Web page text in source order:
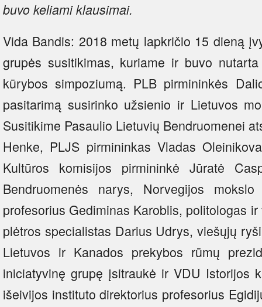
buvo keliami klausimai.
Vida Bandis: 2018 metų lapkričio 15 dieną
grupės susitikimas, kuriame ir buvo
kūrybos simpoziumą. PLB pirmininkės
pasitarimą susirinko užsienio ir Lietuvos
Susitikime Pasaulio Lietuvių Bendruomenei
Henke, PLJS pirmininkas Vladas
Kultūros komisijos pirmininkė Jūratė
Bendruomenės narys, Norvegijos
profesorius Gediminas Karoblis, politologas
plėtros specialistas Darius Udrys, viešųjų
Lietuvos ir Kanados prekybos rūmų
iniciatyvinę grupę įsitraukė ir VDU Istorijos
išeivijos instituto direktorius profesorius